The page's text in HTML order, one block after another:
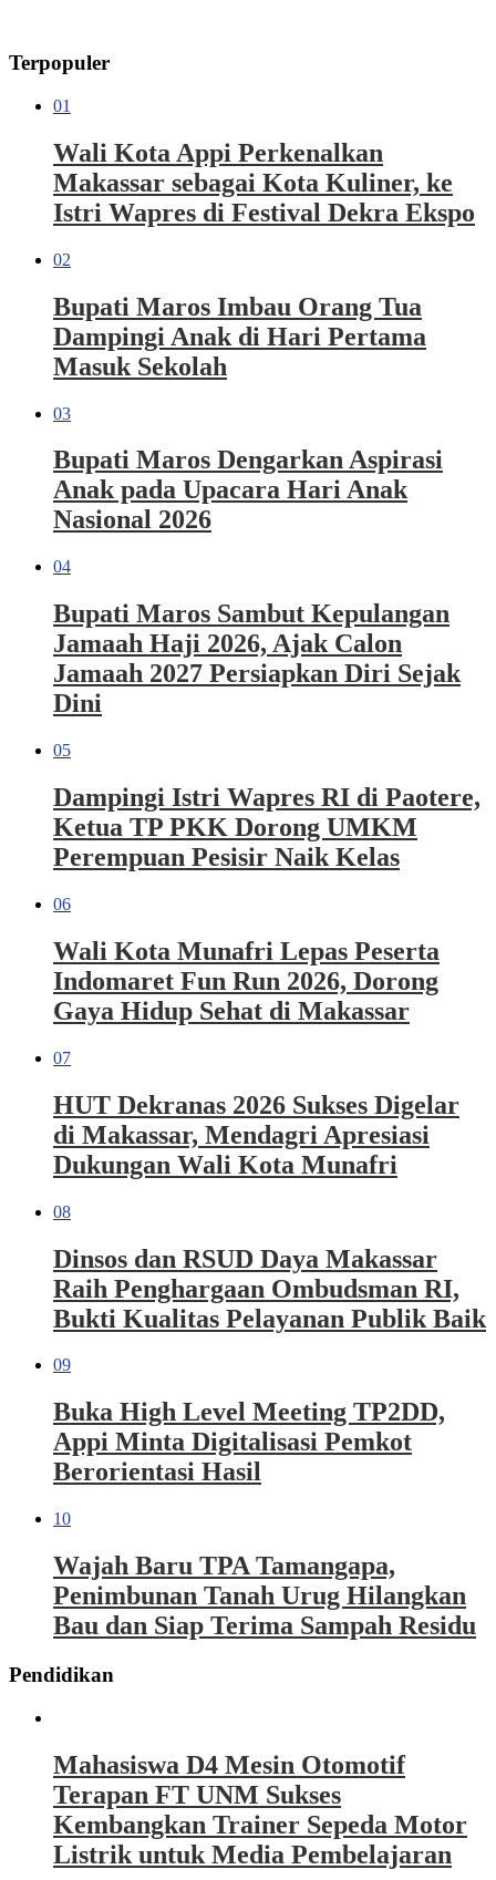
Terpopuler
01
Wali Kota Appi Perkenalkan
Makassar sebagai Kota Kuliner, ke
Istri Wapres di Festival Dekra Ekspo
02
Bupati Maros Imbau Orang Tua
Dampingi Anak di Hari Pertama
Masuk Sekolah
03
Bupati Maros Dengarkan Aspirasi
Anak pada Upacara Hari Anak
Nasional 2026
04
Bupati Maros Sambut Kepulangan
Jamaah Haji 2026, Ajak Calon
Jamaah 2027 Persiapkan Diri Sejak
Dini
05
Dampingi Istri Wapres RI di Paotere,
Ketua TP PKK Dorong UMKM
Perempuan Pesisir Naik Kelas
06
Wali Kota Munafri Lepas Peserta
Indomaret Fun Run 2026, Dorong
Gaya Hidup Sehat di Makassar
07
HUT Dekranas 2026 Sukses Digelar
di Makassar, Mendagri Apresiasi
Dukungan Wali Kota Munafri
08
Dinsos dan RSUD Daya Makassar
Raih Penghargaan Ombudsman RI,
Bukti Kualitas Pelayanan Publik Baik
09
Buka High Level Meeting TP2DD,
Appi Minta Digitalisasi Pemkot
Berorientasi Hasil
10
Wajah Baru TPA Tamangapa,
Penimbunan Tanah Urug Hilangkan
Bau dan Siap Terima Sampah Residu
Pendidikan
Mahasiswa D4 Mesin Otomotif
Terapan FT UNM Sukses
Kembangkan Trainer Sepeda Motor
Listrik untuk Media Pembelajaran